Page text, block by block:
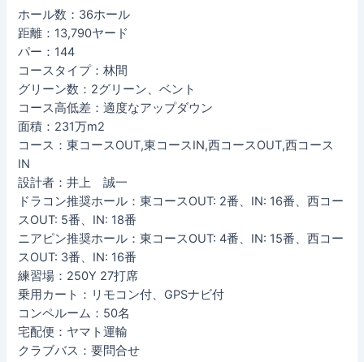
ホール数：36ホール
距離：13,790ヤード
パー：144
コースタイプ：林間
グリーン数：2グリーン、ベント
コース高低差：適度なアップダウン
面積：231万m2
コース：東コースOUT,東コースIN,西コースOUT,西コース
IN
設計者：井上 誠一
ドラコン推奨ホール：東コースOUT: 2番、IN: 16番、西コー
スOUT: 5番、IN: 18番
ニアピン推奨ホール：東コースOUT: 4番、IN: 15番、西コー
スOUT: 3番、IN: 16番
練習場：250Y 27打席
乗用カート：リモコン付、GPSナビ付
コンペルーム：50名
宅配便：ヤマト運輸
クラブバス：要問合せ